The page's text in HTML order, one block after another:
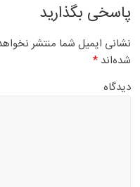
پاسخی بگذارید
نشانی ایمیل شما منتشر
شده‌اند*
دیدگاه